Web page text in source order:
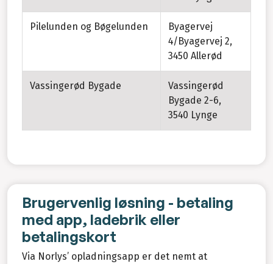
Pilelunden og Bøgelunden
Byagervej
4/Byagervej 2,
3450 Allerød
Vassingerød Bygade
Vassingerød
Bygade 2-6,
3540 Lynge
Brugervenlig løsning - betaling
med app, ladebrik eller
betalingskort
Via Norlys’ opladningsapp er det nemt at